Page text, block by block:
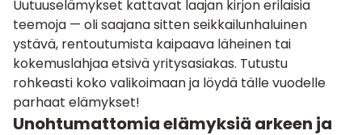
Uutuuselämykset kattavat laajan kirjon erilaisia
teemoja — oli saajana sitten seikkailunhaluinen
ystävä, rentoutumista kaipaava läheinen tai
kokemuslahjaa etsivä yritysasiakas. Tutustu
rohkeasti koko valikoimaan ja löydä tälle vuodelle
parhaat elämykset!
Unohtumattomia elämyksiä arkeen ja